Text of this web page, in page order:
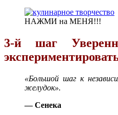
НАЖМИ на МЕНЯ!!!
3-й шаг
«Большой шаг к
желудок».
— Сенека